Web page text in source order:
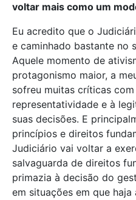
voltar mais como um
Eu acredito que o
e caminhado bastante no
Aquele momento de
protagonismo maior, a
sofreu muitas críticas
representatividade e à
suas decisões. E
princípios e direitos
Judiciário vai voltar a
salvaguarda de direitos
primazia à decisão do
em situações em que